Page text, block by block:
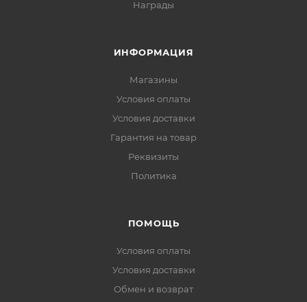
Награды
ИНФОРМАЦИЯ
Магазины
Условия оплаты
Условия доставки
Гарантия на товар
Реквизиты
Политика
ПОМОЩЬ
Условия оплаты
Условия доставки
Обмен и возврат